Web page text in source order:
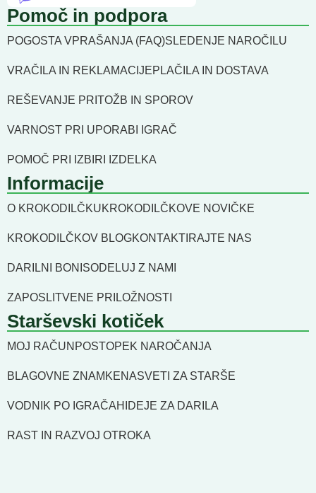
Pomoč in podpora
POGOSTA VPRAŠANJA (FAQ)SLEDENJE NAROČILU
VRAČILA IN REKLAMACIJEPLAČILA IN DOSTAVA
REŠEVANJE PRITOŽB IN SPOROV
VARNOST PRI UPORABI IGRAČ
POMOČ PRI IZBIRI IZDELKA
Informacije
O KROKODILČKUKROKODILČKOVE NOVIČKE
KROKODILČKOV BLOGKONTAKTIRAJTE NAS
DARILNI BONI SODELUJ Z NAMI
ZAPOSLITVENE PRILOŽNOSTI
Starševski kotiček
MOJ RAČUN POSTOPEK NAROČANJA
BLAGOVNE ZNAMKENASVETI ZA STARŠE
VODNIK PO IGRAČAH IDEJE ZA DARILA
RAST IN RAZVOJ OTROKA